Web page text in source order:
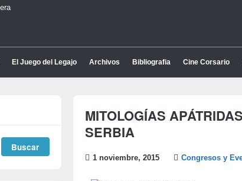
El Juego del Legajo Archivos Bibliografia Cine Corsario
MITOLOGÍAS
SERBIA
1 noviembre, 2015 Congresos y